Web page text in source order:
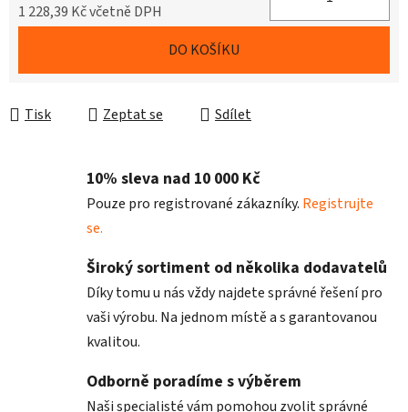
1 228,39 Kč včetně DPH
DO KOŠÍKU
Tisk Zeptat se Sdílet
10% sleva nad 10 000 Kč
Pouze pro registrované zákazníky. Registrujte
se.
Široký sortiment od několika dodavatelů
Díky tomu u nás vždy najdete správné řešení pro
vaši výrobu. Na jednom místě a s garantovanou
kvalitou.
Odborně poradíme s výběrem
Naši specialisté vám pomohou zvolit správné